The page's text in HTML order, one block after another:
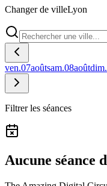
Changer de villeLyon
ven.07aoûtsam.08aoûtdim.
Filtrer les séances
Aucune séance